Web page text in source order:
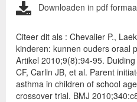
Downloaden in pdf
Citeer dit als : Chevalier P.,
kinderen: kunnen ouders oraal
Artikel 2010;9(8):94-95.
CF, Carlin JB, et al. Parent
asthma in children of school
crossover trial. BMJ